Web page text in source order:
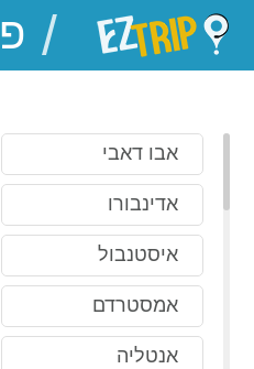
EZTrip
/
אבו דאבי
אדינבורו
איסטנבול
אמסטרדם
אנטליה